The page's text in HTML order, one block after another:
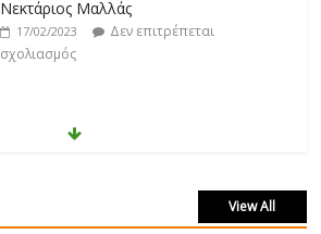
George P. Lemos feat. Ασπασία Λαιμού
17/02/2023
Δεν επιτρέπεται
σχολιασμός
Μάριος Δαρβίρας
View All